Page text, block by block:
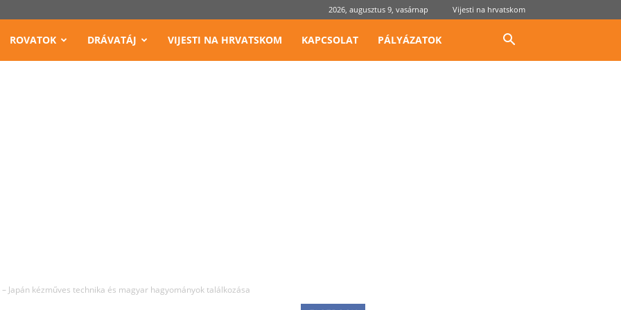
2026, augusztus 9, vasárnap Vijesti na hrvatskom
ROVATOK DRÁVATÁJ VIJESTI NA HRVATSKOM KAPCSOLAT PÁLYÁZATOK
– Japán kézműves technika és magyar hagyományok találkozása